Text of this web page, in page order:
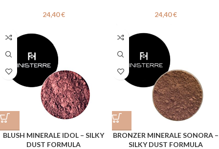
24,40€ 24,40€
BLUSH MINERALE IDOL – SILKY
DUST FORMULA
BRONZER MINERALE SONORA –
SILKY DUST FORMULA